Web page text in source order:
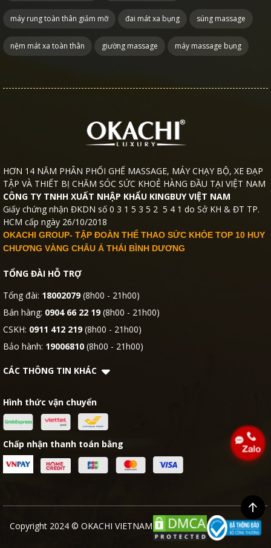
máy rung toàn thân giảm mỡ đai mát xa bụng súng massage
nệm mát xa toàn thân giường massage máy massage bụng
HƠN 14 NĂM PHÂN PHỐI GHẾ MASSAGE, MÁY CHẠY BỘ, XE ĐẠP
TẬP VÀ THIẾT BỊ CHĂM SÓC SỨC KHOẺ HÀNG ĐẦU TẠI VIỆT NAM
CÔNG TY TNHH XUẤT NHẬP KHẨU KINGBUY VIỆT NAM
Giấy chứng nhận ĐKDN số 0 3 1 5 3 5 2 5 4 1 do Sở KH & ĐT TP.
HCM cấp ngày 26/10/2018
OKACHI GROUP- TẬP ĐOÀN THỂ THAO SỨC KHỎE TOP 10 HUY
CHƯƠNG VÀNG CHÂU Á THÁI BÌNH DƯƠNG
TỔNG ĐÀI HỖ TRỢ
Tổng đài: 18002079(8h00 - 21h00)
Bán hàng: 0904 66 22 19(8h00 - 21h00)
CSKH: 0911 412 219(8h00 - 21h00)
Bảo hành: 19006810 (8h00 - 21h00)
CÁC THÔNG TIN KHÁC
Hình thức vận chuyển
Chấp nhận thanh toán bằng
Copyright 2024 © OKACHI VIETNAM